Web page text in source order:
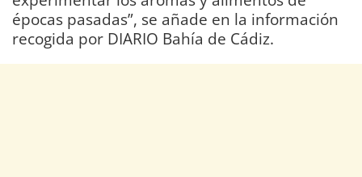
épocas pasadas”, se añade en la información
recogida por DIARIO Bahía de Cádiz.